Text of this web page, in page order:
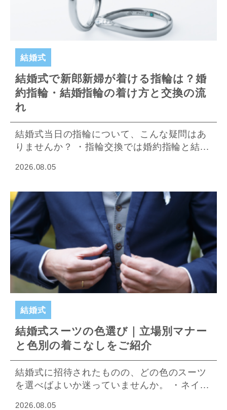
結婚式
結婚式で新郎新婦が着ける指輪は？婚
約指輪・結婚指輪の着け方と交換の流
れ
結婚式当日の指輪について、こんな疑問はあ
りませんか？ ・指輪交換では婚約指輪と結...
2026.08.05
結婚式
結婚式スーツの色選び｜立場別マナー
と色別の着こなしをご紹介
結婚式に招待されたものの、どの色のスーツ
を選べばよいか迷っていませんか。 ・ネイ...
2026.08.05